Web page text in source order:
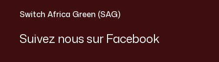
Switch Africa Green (SAG)
Suivez nous sur Facebook